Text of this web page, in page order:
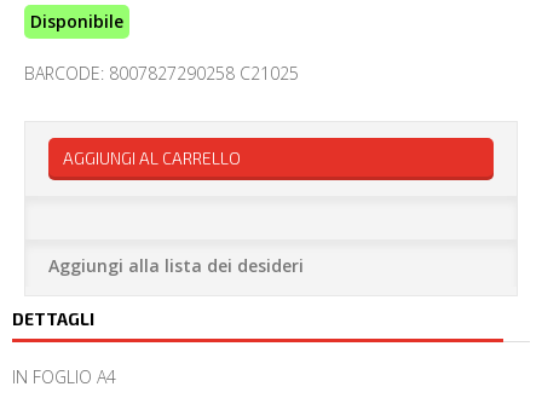
Disponibile
BARCODE: 8007827290258 C21025
AGGIUNGI AL CARRELLO
Aggiungi alla lista dei desideri
DETTAGLI
IN FOGLIO A4